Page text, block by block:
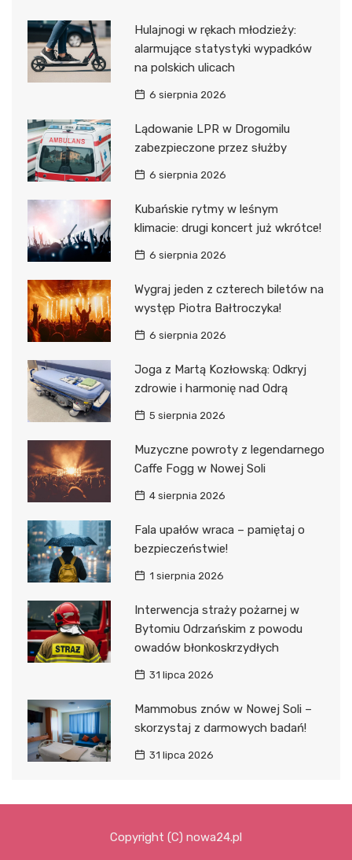
Hulajnogi w rękach młodzieży:
alarmujące statystyki wypadków
na polskich ulicach
6 sierpnia 2026
Lądowanie LPR w Drogomilu
zabezpieczone przez służby
6 sierpnia 2026
Kubańskie rytmy w leśnym
klimacie: drugi koncert już wkrótce!
6 sierpnia 2026
Wygraj jeden z czterech biletów na
występ Piotra Bałtroczyka!
6 sierpnia 2026
Joga z Martą Kozłowską: Odkryj
zdrowie i harmonię nad Odrą
5 sierpnia 2026
Muzyczne powroty z legendarnego
Caffe Fogg w Nowej Soli
4 sierpnia 2026
Fala upałów wraca – pamiętaj o
bezpieczeństwie!
1 sierpnia 2026
Interwencja straży pożarnej w
Bytomiu Odrzańskim z powodu
owadów błonkoskrzydłych
31 lipca 2026
Mammobus znów w Nowej Soli –
skorzystaj z darmowych badań!
31 lipca 2026
Copyright (C) nowa24.pl